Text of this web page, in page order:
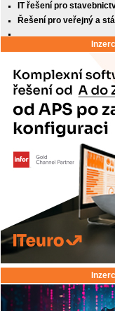
IT řešení pro
Řešení pro veřejný a